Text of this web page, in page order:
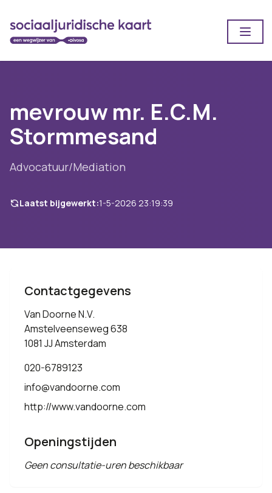
mevrouw mr. E.C.M.
Stormmesand
Advocatuur/Mediation
Laatst bijgewerkt:1-5-2026 23:19:39
Contactgegevens
Van Doorne N.V.
Amstelveenseweg 638
1081 JJ Amsterdam
020-6789123
info@vandoorne.com
http://www.vandoorne.com
Openingstijden
Geen consultatie-uren beschikbaar